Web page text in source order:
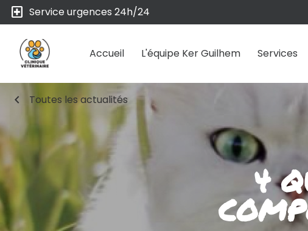
local_hospital Service urgences 24h/24
Accueil L'équipe Ker Guilhem Services
chevron_left Toutes les actualités
4